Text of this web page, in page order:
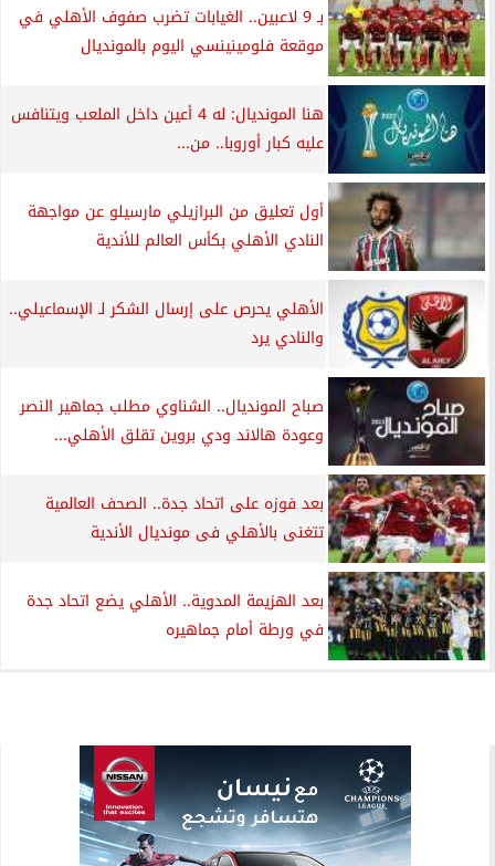
بـ 9 لاعبين.. الغيابات تضرب صفوف الأهلي في
موقعة فلومينينسي اليوم بالمونديال
هنا المونديال: له 4 أعين داخل الملعب ويتنافس
عليه كبار أوروبا.. من...
أول تعليق من البرازيلي مارسيلو عن مواجهة
النادي الأهلي بكأس العالم للأندية
الأهلي يحرص على إرسال الشكر لـ الإسماعيلي..
والنادي يرد
صباح المونديال.. الشناوي مطلب جماهير النصر
وعودة هالاند ودي بروين تقلق الأهلي...
بعد فوزه على اتحاد جدة.. الصحف العالمية
تتغنى بالأهلي فى مونديال الأندية
بعد الهزيمة المدوية.. الأهلي يضع اتحاد جدة
في ورطة أمام جماهيره